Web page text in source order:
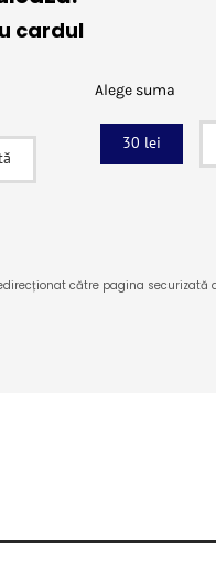
cardul
Alege suma
30 lei
către pagina